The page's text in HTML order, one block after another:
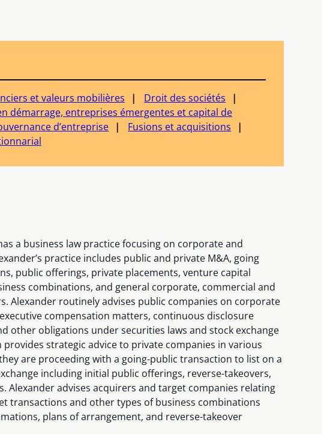
et valeurs mobilières
Droit des sociétés
démarrage, entreprises émergentes et capital de
d’entreprise
Fusions et acquisitions
a business law practice focusing on corporate and
practice includes public and private M&A, going
public offerings, private placements, venture capital
combinations, and general corporate, commercial and
Alexander routinely advises public companies on corporate
compensation matters, continuous disclosure
other obligations under securities laws and stock exchange
provides strategic advice to private companies in various
are proceeding with a going-public transaction to list on a
including initial public offerings, reverse-takeovers,
Alexander advises acquirers and target companies relating
transactions and other types of business combinations
plans of arrangement, and reverse-takeover